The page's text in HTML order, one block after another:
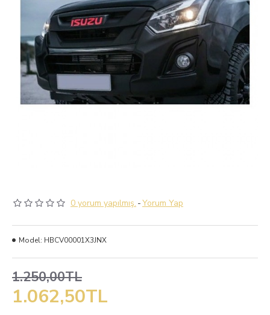
0 yorum yapılmış. -Yorum Yap
1.062,50TL
1.250,00TL
Model: HBCV00001X3JNX